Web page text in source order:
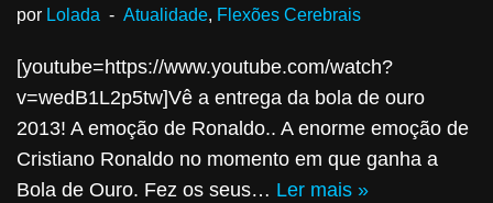
por Lolada Atualidade, Flexões Cerebrais
[youtube=https://www.youtube.com/watch?
v=wedB1L2p5tw]Vê a entrega da bola de ouro
2013! A emoção de Ronaldo.. A enorme emoção de
Cristiano Ronaldo no momento em que ganha a
Bola de Ouro. Fez os seus… Ler mais »